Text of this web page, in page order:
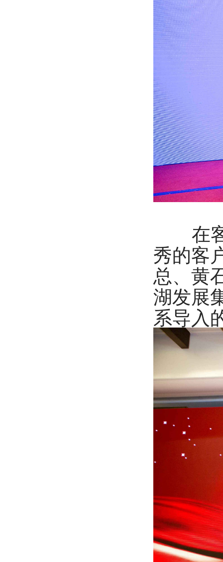
在客
秀的客
总、黄
湖发展
系导入